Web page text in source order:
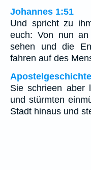
Johannes 1:51
Und spricht zu
euch: Von nun
sehen und die
fahren auf des
Sie schrieen aber
und stürmten
Stadt hinaus und